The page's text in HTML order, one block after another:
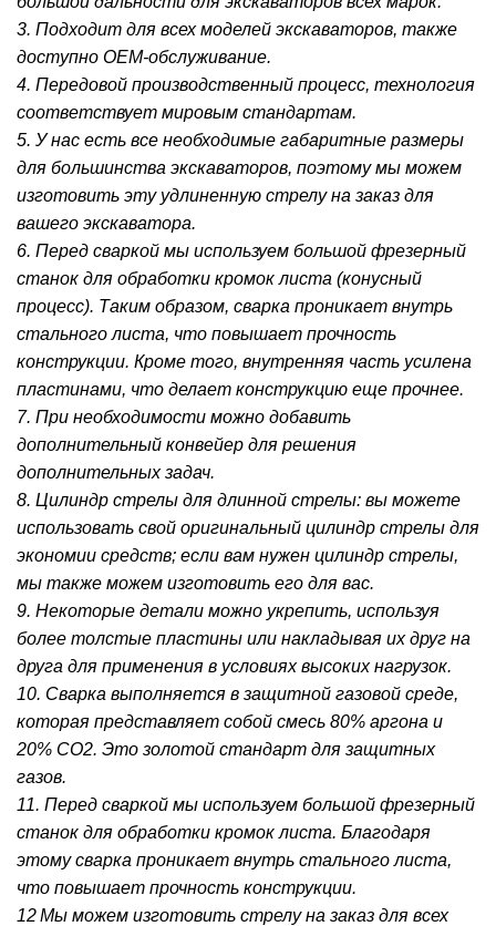
3. Подходит для всех моделей экскаваторов, также
доступно OEM-обслуживание.
4. Передовой производственный процесс, технология
соответствует мировым стандартам.
5. У нас есть все необходимые габаритные размеры
для большинства экскаваторов, поэтому мы можем
изготовить эту удлиненную стрелу на заказ для
вашего экскаватора.
6. Перед сваркой мы используем большой фрезерный
станок для обработки кромок листа (конусный
процесс). Таким образом, сварка проникает внутрь
стального листа, что повышает прочность
конструкции. Кроме того, внутренняя часть усилена
пластинами, что делает конструкцию еще прочнее.
7. При необходимости можно добавить
дополнительный конвейер для решения
дополнительных задач.
8. Цилиндр стрелы для длинной стрелы: вы можете
использовать свой оригинальный цилиндр стрелы для
экономии средств; если вам нужен цилиндр стрелы,
мы также можем изготовить его для вас.
9. Некоторые детали можно укрепить, используя
более толстые пластины или накладывая их друг на
друга для применения в условиях высоких нагрузок.
10. Сварка выполняется в защитной газовой среде,
которая представляет собой смесь 80% аргона и
20% CO2. Это золотой стандарт для защитных
газов.
11. Перед сваркой мы используем большой фрезерный
станок для обработки кромок листа. Благодаря
этому сварка проникает внутрь стального листа,
что повышает прочность конструкции.
12Мы можем изготовить стрелу на заказ для всех